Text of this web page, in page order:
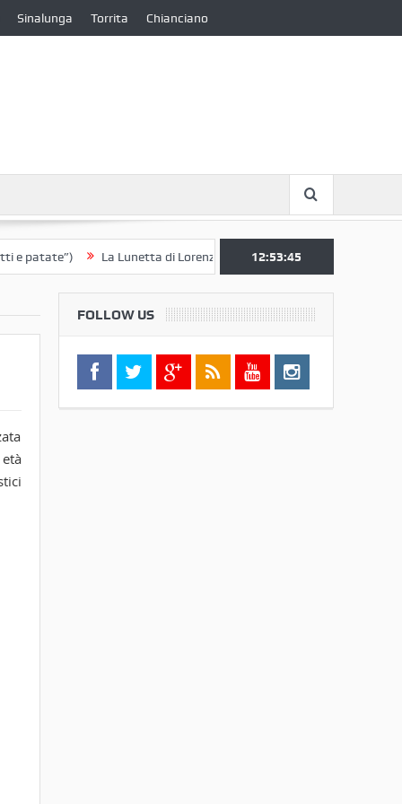
Sinalunga Torrita Chianciano
La Lunetta di Lorenzo Berrettini lascia il Convento di S.
12:53:45
FOLLOW US